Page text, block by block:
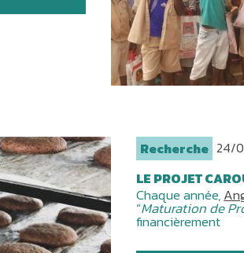
Recherche 24/
LE PROJET
Chaque année,
“Maturation de
financièrement